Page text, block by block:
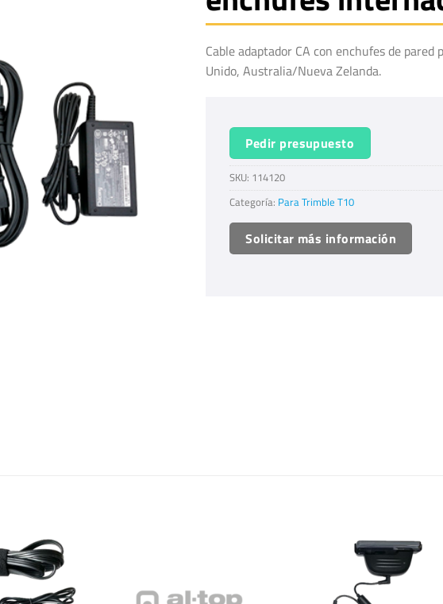
Cable adaptador CA con enchufes de pared
Unido, Australia/Nueva Zelanda.
Pedir presupuesto
SKU: 114120
Categoría: Para Trimble T10
Solicitar más información